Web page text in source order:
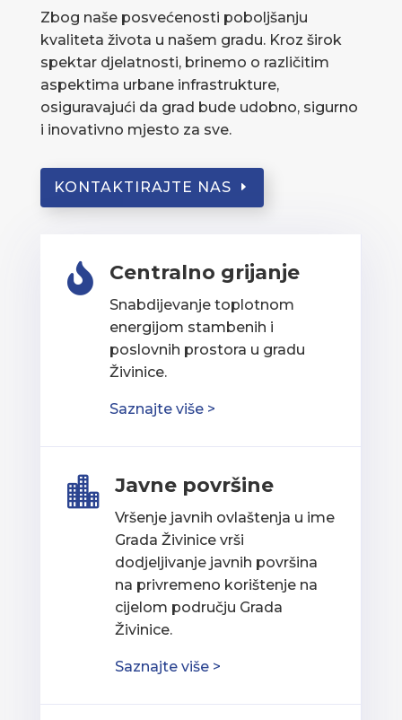
Zbog naše posvećenosti poboljšanju
kvaliteta života u našem gradu. Kroz širok
spektar djelatnosti, brinemo o različitim
aspektima urbane infrastrukture,
osiguravajući da grad bude udobno, sigurno
i inovativno mjesto za sve.
KONTAKTIRAJTE NAS
 Centralno grijanje
Snabdijevanje toplotnom
energijom stambenih i
poslovnih prostora u gradu
Živinice.
Saznajte više >
 Javne površine
Vršenje javnih ovlaštenja u ime
Grada Živinice vrši
dodjeljivanje javnih površina
na privremeno korištenje na
cijelom području Grada
Živinice.
Saznajte više >